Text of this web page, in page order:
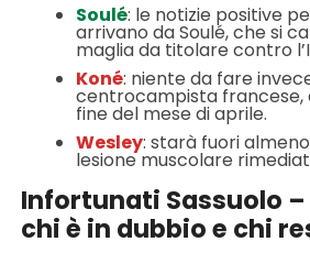
Soulé: le notizie positive
arrivano da Soulé, che si
maglia da titolare contro
Koné: niente da fare
centrocampista francese,
fine del mese di aprile.
Wesley: starà fuori
lesione muscolare
Infortunati Sassuolo
chi è in dubbio e chi